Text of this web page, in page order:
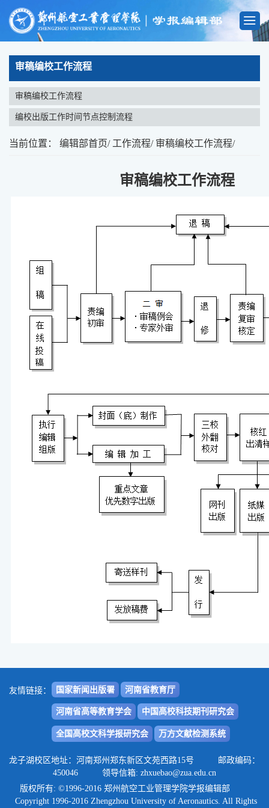
审稿编校工作流程
审稿编校工作流程
编校出版工作时间节点控制流程
当前位置： 编辑部首页/ 工作流程/ 审稿编校工作流程/
审稿编校工作流程
友情链接： 国家新闻出版署 河南省教育厅
河南省高等教育学会 中国高校科技期刊研究会
全国高校文科学报研究会 万方文献检测系统
龙子湖校区地址：河南郑州郑东新区文苑西路15号 邮政编码：
450046 领导信箱: zhxuebao@zua.edu.cn
版权所有: ©1996-2016 郑州航空工业管理学院学报编辑部
Copyright 1996-2016 Zhengzhou University of Aeronautics. All Rights